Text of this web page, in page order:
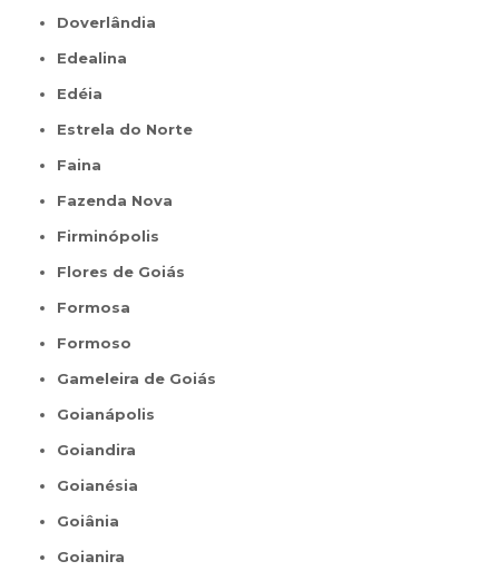
Doverlândia
Edealina
Edéia
Estrela do Norte
Faina
Fazenda Nova
Firminópolis
Flores de Goiás
Formosa
Formoso
Gameleira de Goiás
Goianápolis
Goiandira
Goianésia
Goiânia
Goianira